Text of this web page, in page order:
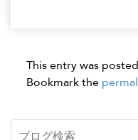
This entry was
Bookmark the